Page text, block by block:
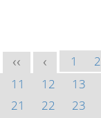
<< < 1 2
11
12 13
21
22 23